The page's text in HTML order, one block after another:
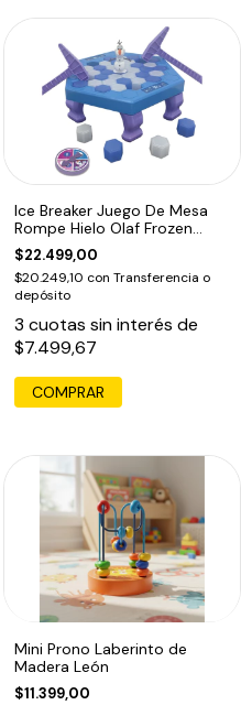
Ice Breaker Juego De Mesa
Rompe Hielo Olaf Frozen
Disney
$22.499,00
$20.249,10 con Transferencia o
depósito
3 cuotas sin interés de
$7.499,67
Mini Prono Laberinto de
Madera León
$11.399,00